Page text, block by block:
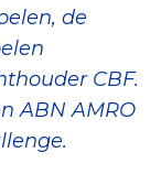
de
CBF.
ABN AMRO